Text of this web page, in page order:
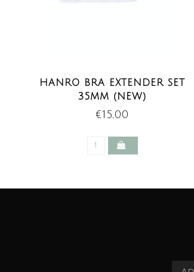
HANRO BRA EXTENDER SET
35MM (NEW)
€15,00